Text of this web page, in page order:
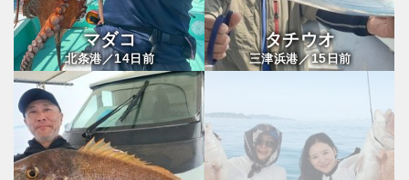
マダコ
北条港／14日前
タチウオ
三津浜港／15日前